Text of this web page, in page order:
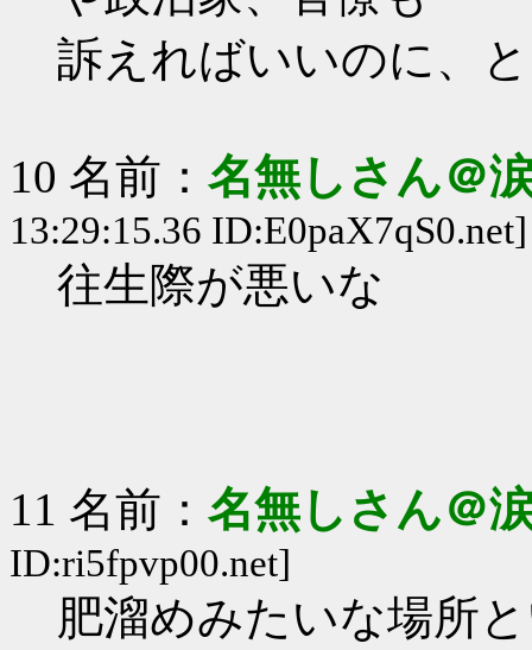
訴えればいいのに、
10 名前： 名無しさん＠
13:29:15.36 ID:E0paX7qS0.net]
往生際が悪いな
11 名前： 名無しさん＠
ID:ri5fpvp00.net]
肥溜めみたいな場所